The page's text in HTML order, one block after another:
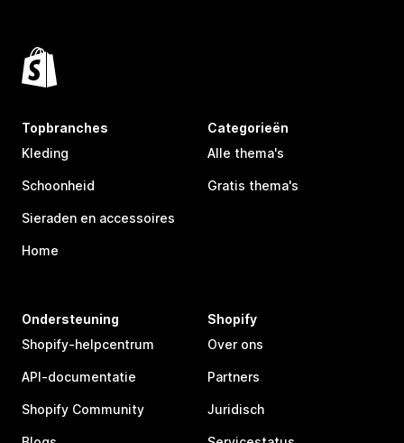
Topbranches
Kleding
Schoonheid
Sieraden en accessoires
Home
Categorieën
Alle thema's
Gratis thema's
Ondersteuning
Shopify-helpcentrum
API-documentatie
Shopify Community
Shopify
Over ons
Partners
Juridisch